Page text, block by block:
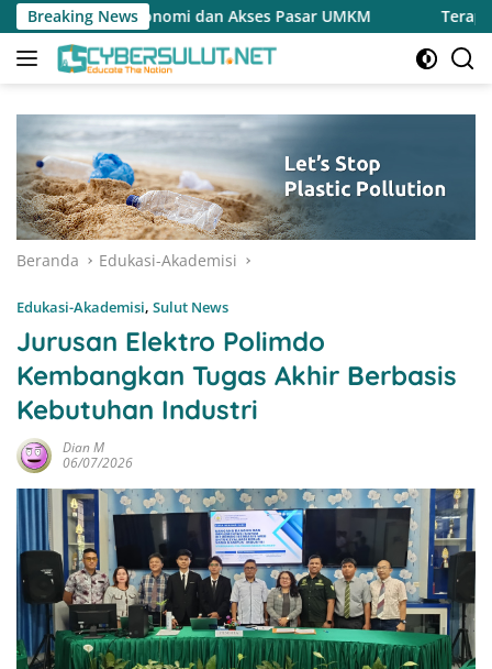
Langsung
ke
konten
Breaking News
Pasar UMKM Terapkan Reses Realistis Tanpa
Beranda Edukasi-Akademisi
Edukasi-Akademisi, Sulut News
Jurusan Elektro Polimdo
Kembangkan Tugas Akhir Berbasis
Kebutuhan Industri
Dian M
06/07/2026